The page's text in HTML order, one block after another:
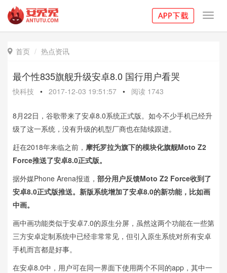
 首页 热点资讯
最个性835旗舰升级安卓8.0 国行用户看哭
快科技 • 2017-12-03 19:51:57 • 阅读 1743
8月22日，谷歌带来了安卓8.0系统正式版。如今不少手机已经升
级了这一系统，没有升级的机型厂商也在陆续跟进。
赶在2018年来临之前， 摩托罗拉为旗下的模块化旗舰Moto Z2
Force推送了安卓8.0正式版。
据外媒Phone Arena报道， 部分用户反馈Moto Z2 Force收到了
安卓8.0正式版推送。新版系统增加了安卓8.0的新功能，比如画
中画。
画中画功能类似于安卓7.0的原生分屏，虽然这两个功能在一些第
三方安卓定制系统中已经非常常见，但引入原生系统对所有安卓
手机而言都是好事。
在安卓8.0中，用户可在同一界面下使用两个不同的app，其中一